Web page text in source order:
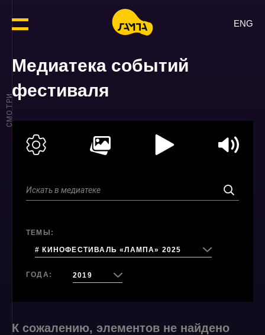
ENG
Медиатека событий
фестиваля
ТЕМЫ:
# КИНОФЕСТИВАЛЬ «ЛАМПА» 2025
ГОДА: 2019
СМОТРИ
К сожалению, элементов не найдено